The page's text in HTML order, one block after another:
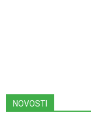
NOVOSTI